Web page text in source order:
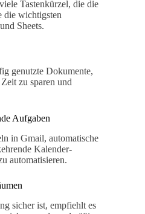
Tastenkürzel, die die
die wichtigsten
Sheets.
genutzte Dokumente,
zu sparen und
Aufgaben
in Gmail, automatische
Kalender-
automatisieren.
sicher ist, empfiehlt es